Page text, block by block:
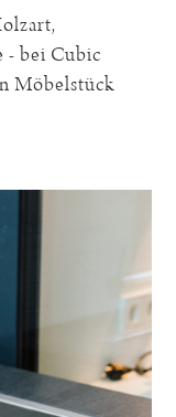
bei Cubic
Möbelstück